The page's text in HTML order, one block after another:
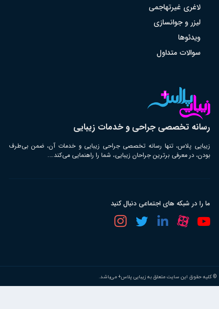
لاغری غیرتهاجمی
لیزر و جوانسازی
ویدئوها
سوالات متداول
رسانه تخصصی جراحی و خدمات زیبایی
زیبایی پلاس، تنها رسانه تخصصی جراحی زیبایی و خدمات آن، ضمن بی‌طرف
بودن، در معرفی برترین جراحان زیبایی، شما را راهنمایی می‌کند….
ما را در شبکه های اجتماعی دنبال کنید
© کلیه حقوق این سایت متعلق به زیبایی پلاس+ می‌باشد.